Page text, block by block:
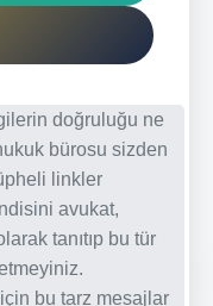
doğruluğu ne
bürosu sizden
linkler
avukat,
tanıtıp bu tür
için bu tarz mesajlar